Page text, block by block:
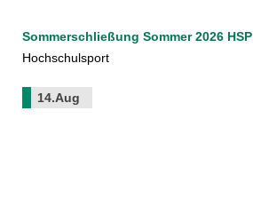
Sommerschließung Sommer 2026 HSP
Hochschulsport
14.Aug